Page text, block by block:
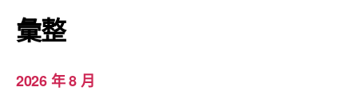
彙整
2026 年 8 月